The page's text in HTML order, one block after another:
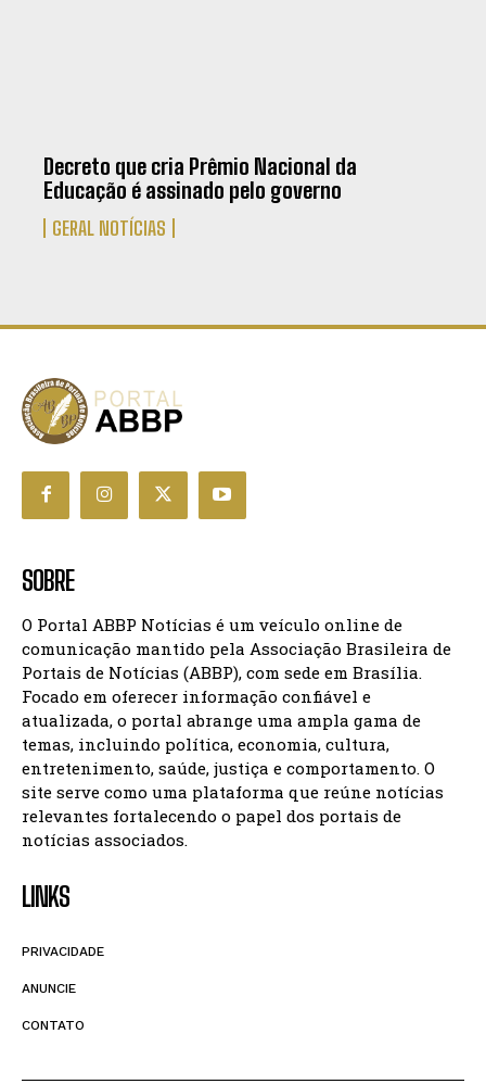
Decreto que cria Prêmio Nacional da
Educação é assinado pelo governo
GERAL NOTÍCIAS
SOBRE
O Portal ABBP Notícias é um veículo online de
comunicação mantido pela Associação Brasileira de
Portais de Notícias (ABBP), com sede em Brasília.
Focado em oferecer informação confiável e
atualizada, o portal abrange uma ampla gama de
temas, incluindo política, economia, cultura,
entretenimento, saúde, justiça e comportamento. O
site serve como uma plataforma que reúne notícias
relevantes fortalecendo o papel dos portais de
notícias associados.
LINKS
PRIVACIDADE
ANUNCIE
CONTATO